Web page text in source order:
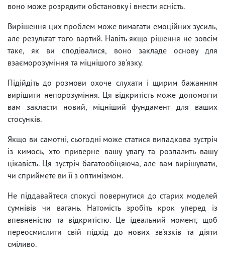
воно може розрядити обстановку і внести ясність.
Вирішення цих проблем може вимагати емоційних зусиль,
але результат того вартий. Навіть якщо рішення не зовсім
таке, як ви сподівалися, воно закладе основу для
взаєморозуміння та міцнішого зв'язку.
Підійдіть до розмови охоче слухати і щирим бажанням
вирішити непорозуміння. Ця відкритість може допомогти
вам закласти новий, міцніший фундамент для ваших
стосунків.
Якщо ви самотні, сьогодні може статися випадкова зустріч
із кимось, хто приверне вашу увагу та розпалить вашу
цікавість. Ця зустріч багатообіцяюча, але вам вирішувати,
чи сприймете ви її з оптимізмом.
Не піддавайтеся спокусі повернутися до старих моделей
сумнівів чи вагань. Натомість зробіть крок уперед із
впевненістю та відкритістю. Це ідеальний момент, щоб
переосмислити свій підхід до нових зв'язків та діяти
сміливо.